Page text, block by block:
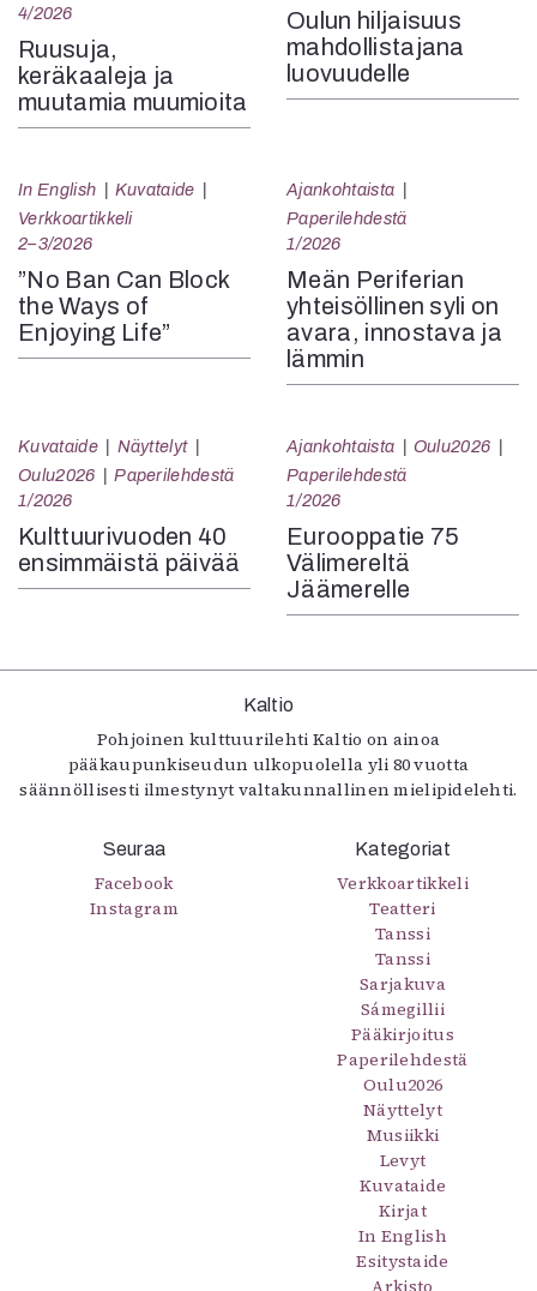
4/2026
Ruusuja,
keräkaaleja ja
muutamia muumioita
Oulun hiljaisuus
mahdollistajana
luovuudelle
In English
Kuvataide
Verkkoartikkeli
2–3/2026
”No Ban Can Block
the Ways of
Enjoying Life”
Ajankohtaista
Paperilehdestä
1/2026
Meän Periferian
yhteisöllinen syli on
avara, innostava ja
lämmin
Kuvataide
Näyttelyt
Oulu2026
Paperilehdestä
1/2026
Kulttuurivuoden 40
ensimmäistä päivää
Ajankohtaista
Oulu2026
Paperilehdestä
1/2026
Eurooppatie 75
Välimereltä
Jäämerelle
Kaltio
Pohjoinen kulttuurilehti Kaltio on ainoa
pääkaupunkiseudun ulkopuolella yli 80 vuotta
säännöllisesti ilmestynyt valtakunnallinen mielipidelehti.
Seuraa
Facebook
Instagram
Kategoriat
Verkkoartikkeli
Teatteri
Tanssi
Tanssi
Sarjakuva
Sámegillii
Pääkirjoitus
Paperilehdestä
Oulu2026
Näyttelyt
Musiikki
Levyt
Kuvataide
Kirjat
In English
Esitystaide